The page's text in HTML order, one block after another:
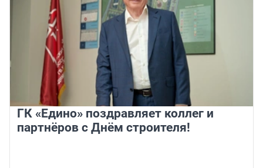
ГК «Едино» поздравляет коллег и
партнёров с Днём строителя!